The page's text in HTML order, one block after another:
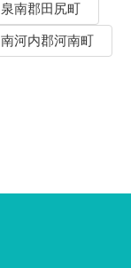
泉南郡田尻町
南河内郡河南町